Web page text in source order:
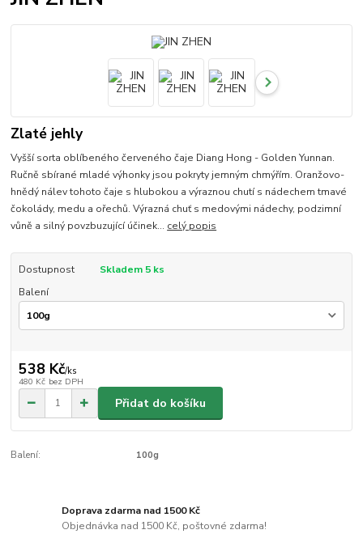
Zlaté jehly
Vyšší sorta oblíbeného červeného čaje Diang Hong - Golden Yunnan.
Ručně sbírané mladé výhonky jsou pokryty jemným chmýřím. Oranžovo-
hnědý nálev tohoto čaje s hlubokou a výraznou chutí s nádechem tmavé
čokolády, medu a ořechů. Výrazná chuť s medovými nádechy, podzimní
vůně a silný povzbuzující účinek... celý popis
Dostupnost
Skladem 5 ks
Balení
538 Kč/ks
480 Kč bez DPH
Přidat do košíku
Balení: 100g
Doprava zdarma nad 1500 Kč
Objednávka nad 1500 Kč, poštovné zdarma!